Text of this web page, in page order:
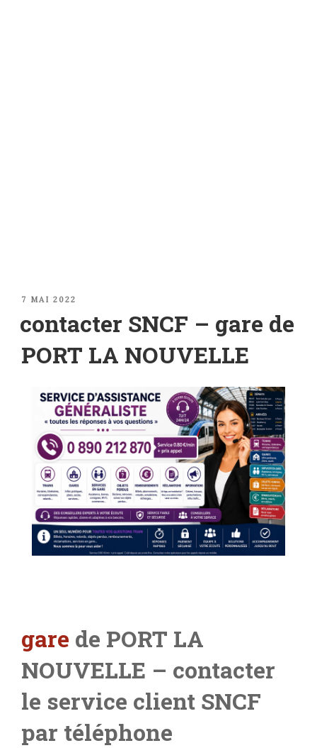
PUBLIÉ
7 MAI 2022
contacter SNCF – gare de
PORT LA NOUVELLE
gare de PORT LA
NOUVELLE – contacter
le service client SNCF
par téléphone